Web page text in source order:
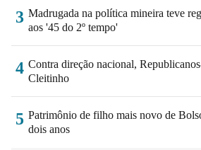
3 Madrugada na política mineira teve
aos '45 do 2º tempo'
4 Contra direção nacional,
Cleitinho
5 Patrimônio de filho mais novo de
dois anos